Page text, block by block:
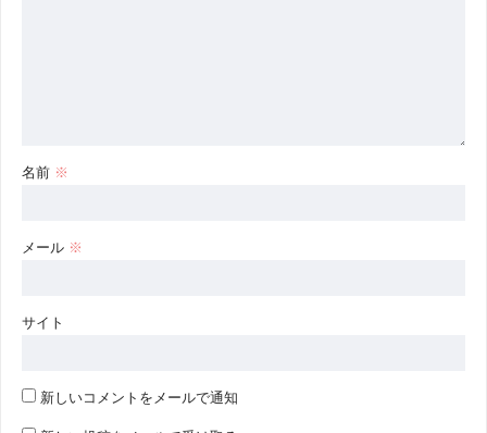
名前 ※
メール ※
サイト
新しいコメントをメールで通知